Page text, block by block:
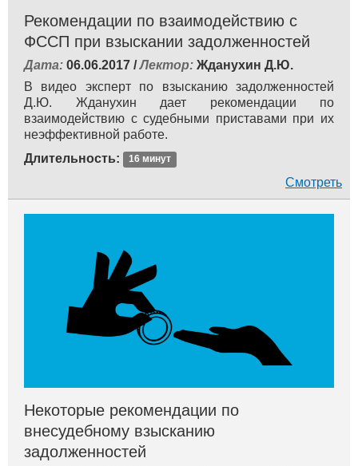
Рекомендации по взаимодействию с
ФССП при взыскании задолженностей
Дата: 06.06.2017 /Лектор: Жданухин Д.Ю.
В видео эксперт по взысканию задолженностей
Д.Ю. Жданухин дает рекомендации по
взаимодействию с судебными приставами при их
неэффективной работе.
Длительность:
16 минут
Смотреть
Некоторые рекомендации по
внесудебному взысканию
задолженностей